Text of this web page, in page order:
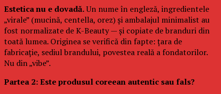
Estetica nu e dovadă.Un nume în engleză, ingredientele
„virale” (mucină, centella, orez) și ambalajul minimalist au
fost normalizate de K-Beauty — și copiate de branduri din
toată lumea. Originea se verifică din fapte: țara de
fabricație, sediul brandului, povestea reală a fondatorilor.
Nu din „vibe”.
Partea 2: Este produsul coreean autentic sau fals?